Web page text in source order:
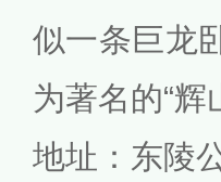
似一条巨龙
为著名的“辉
地址：东陵